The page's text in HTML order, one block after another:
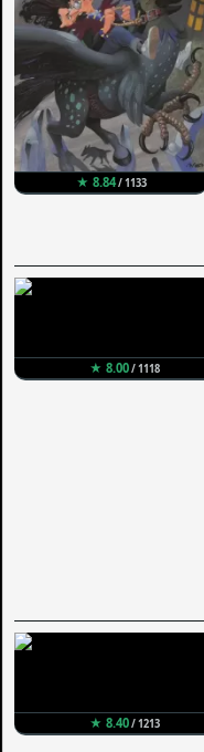
★ 8.84/ 1133
★ 8.00/ 1118
★ 8.40/ 1213